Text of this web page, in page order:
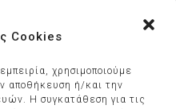
Cookies
χρησιμοποιούμε
αποθήκευση ή/και την
Η συγκατάθεση για τις